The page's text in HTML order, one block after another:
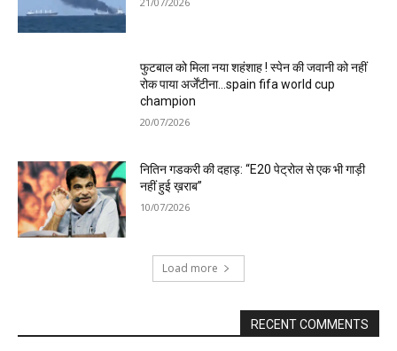
फुटबाल को मिला नया शहंशाह ! स्पेन की जवानी को नहीं
रोक पाया अर्जेंटीना…spain fifa world cup
champion
20/07/2026
नितिन गडकरी की दहाड़: “E20 पेट्रोल से एक भी गाड़ी
नहीं हुई ख़राब”
10/07/2026
Load more
RECENT COMMENTS